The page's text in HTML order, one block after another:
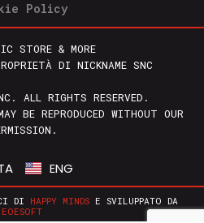
Policy
STORE & MORE
DI NICKNAME SNC
ALL RIGHTS RESERVED.
BE REPRODUCED WITHOUT OUR
ENG
DI HAPPY MINDS E SVILUPPATO DA
EOESOFT